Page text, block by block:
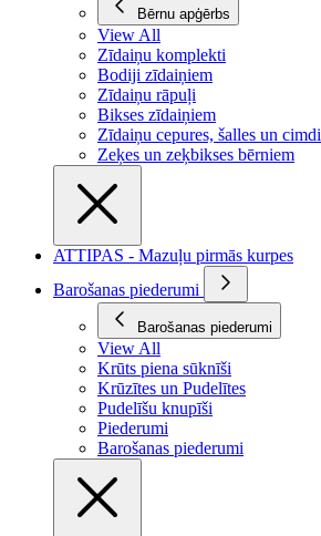
Bērnu apģērbs
View All
Zīdaiņu komplekti
Bodiji zīdaiņiem
Zīdaiņu rāpuļi
Bikses zīdaiņiem
Zīdaiņu cepures, šalles un cimdi
Zeķes un zeķbikses bērniem
ATTIPAS - Mazuļu pirmās kurpes
Barošanas piederumi
Barošanas piederumi
View All
Krūts piena sūknīši
Krūzītes un Pudelītes
Pudelīšu knupīši
Piederumi
Barošanas piederumi